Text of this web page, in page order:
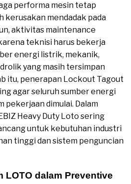
performa mesin tetap
kerusakan mendadak pada
aktivitas maintenance
teknisi harus bekerja
energi listrik, mekanik,
yang masih tersimpan
itu, penerapan Lockout Tagout
agar seluruh sumber energi
pekerjaan dimulai. Dalam
Heavy Duty Loto sering
untuk kebutuhan industri
tinggi dan sistem penguncian
LOTO dalam Preventive